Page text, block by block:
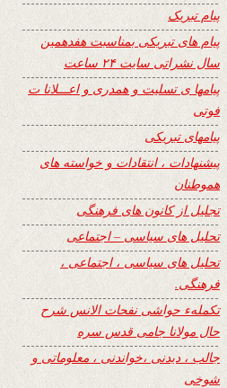
پیام تبریک
پیام های تبریکی بمناسبت هفدهمین
سال نشراتی سایت ۲۴ ساعت
پیامها ی تسلیت و همدری و اعـــلانا ت
فوتی
پیامهای تبریکی
پیشنهادات ، انتقادات و خواسته های
هموطنان
تجلیل از کانون های فرهنگی
تحلیل های سیاسی – اجتماعی
تحلیل های سیاسی ، اجتماعی ،
فرهنگی.
تکملهء حواشی نفحات الانس شرح
حال مولانا جامی قدس سره
جالب ، دیدنی ،خواندنی ، معلوماتی و
شوخی